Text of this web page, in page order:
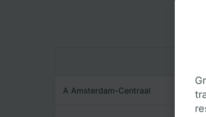
A Amsterdam-Centraal